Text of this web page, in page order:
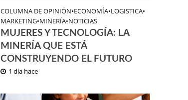
COLUMNA DE OPINIÓN•ECONOMÍA•LOGISTICA•
MARKETING•MINERÍA•NOTICIAS
MUJERES Y TECNOLOGÍA: LA
MINERÍA QUE ESTÁ
CONSTRUYENDO EL FUTURO
1 día hace